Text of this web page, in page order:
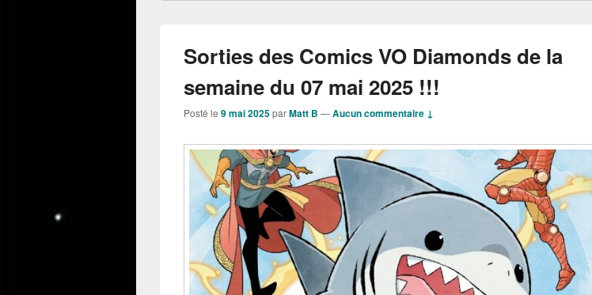
Sorties des Comics VO Diamonds de la
semaine du 07 mai 2025 !!!
Posté le 9 mai 2025parMatt B —Aucun commentaire ↓